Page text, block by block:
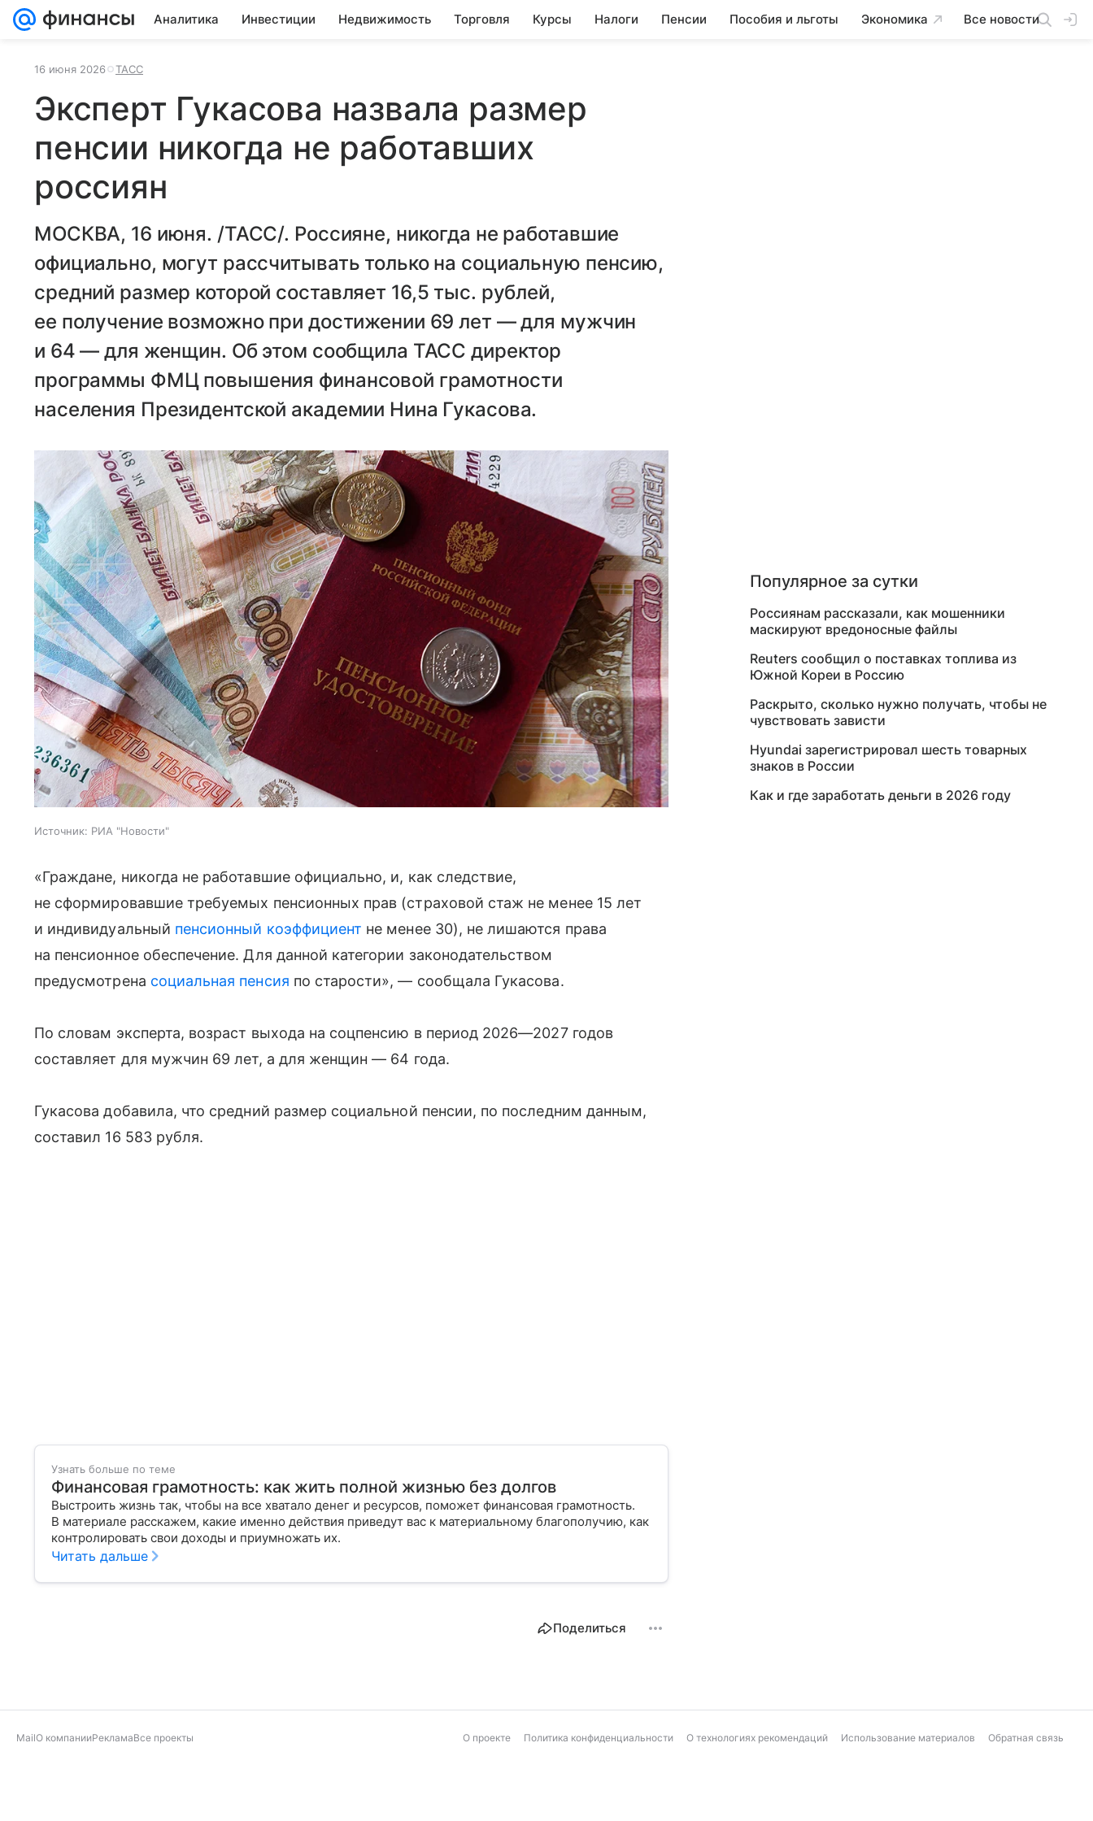
Аналитика Инвестиции Недвижимость Торговля Курсы Налоги Пенсии Пособия и льготы Экономика Все новости
16 июня 2026 ТАСС
Эксперт Гукасова назвала размер
пенсии никогда не работавших
россиян
МОСКВА, 16 июня. /ТАСС/. Россияне, никогда не работавшие
официально, могут рассчитывать только на социальную пенсию,
средний размер которой составляет 16,5 тыс. рублей,
ее получение возможно при достижении 69 лет — для мужчин
и 64 — для женщин. Об этом сообщила ТАСС директор
программы ФМЦ повышения финансовой грамотности
населения Президентской академии Нина Гукасова.
Источник: РИА "Новости"
«Граждане, никогда не работавшие официально, и, как следствие,
не сформировавшие требуемых пенсионных прав (страховой стаж не менее 15 лет
и индивидуальный пенсионный коэффициент не менее 30), не лишаются права
на пенсионное обеспечение. Для данной категории законодательством
предусмотрена социальная пенсия по старости», — сообщала Гукасова.
По словам эксперта, возраст выхода на соцпенсию в период 2026—2027 годов
составляет для мужчин 69 лет, а для женщин — 64 года.
Гукасова добавила, что средний размер социальной пенсии, по последним данным,
составил 16 583 рубля.
Узнать больше по теме
Финансовая грамотность: как жить полной жизнью без долгов
Выстроить жизнь так, чтобы на все хватало денег и ресурсов, поможет финансовая грамотность.
В материале расскажем, какие именно действия приведут вас к материальному благополучию, как
контролировать свои доходы и приумножать их.
Читать дальше
Поделиться
Популярное за сутки
Россиянам рассказали, как мошенники
маскируют вредоносные файлы
Reuters сообщил о поставках топлива из
Южной Кореи в Россию
Раскрыто, сколько нужно получать, чтобы не
чувствовать зависти
Hyundai зарегистрировал шесть товарных
знаков в России
Как и где заработать деньги в 2026 году
MailО компанииРекламаВсе проекты О проекте Политика конфиденциальности О технологиях рекомендаций Использование материалов Обратная связь